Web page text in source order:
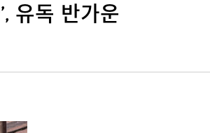
유독 반가운